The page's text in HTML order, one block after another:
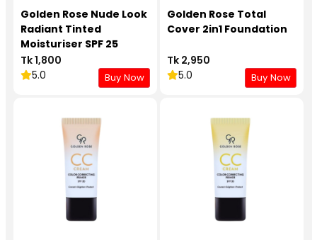
Golden Rose Nude Look
Radiant Tinted
Moisturiser SPF 25
Tk 1,800
5.0
Buy Now
Golden Rose Total
Cover 2in1 Foundation
Tk 2,950
5.0
Buy Now